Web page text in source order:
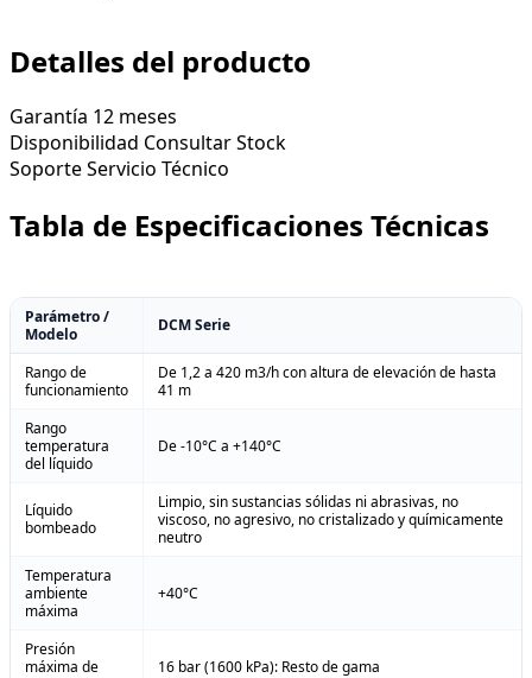
Detalles del producto
Garantía 12 meses
Disponibilidad Consultar Stock
SoporteServicio Técnico
Tabla de Especificaciones Técnicas
Parámetro /
Modelo
DCM Serie
Rango de
funcionamiento
De 1,2 a 420 m3/h con altura de elevación de hasta
41 m
Rango
temperatura
del líquido
De -10°C a +140°C
Líquido
bombeado
Limpio, sin sustancias sólidas ni abrasivas, no
viscoso, no agresivo, no cristalizado y químicamente
neutro
Temperatura
ambiente
máxima
+40°C
Presión
máxima de
16 bar (1600 kPa): Resto de gama